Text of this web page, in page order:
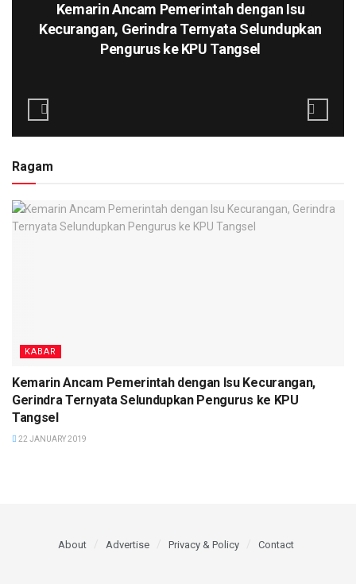
Kemarin Ancam Pemerintah dengan Isu
Kecurangan, Gerindra Ternyata Selundupkan
Pengurus ke KPU Tangsel
Ragam
KABAR
Kemarin Ancam Pemerintah dengan Isu Kecurangan,
Gerindra Ternyata Selundupkan Pengurus ke KPU
Tangsel
22 JANUARY 2019
About Advertise Privacy & Policy Contact